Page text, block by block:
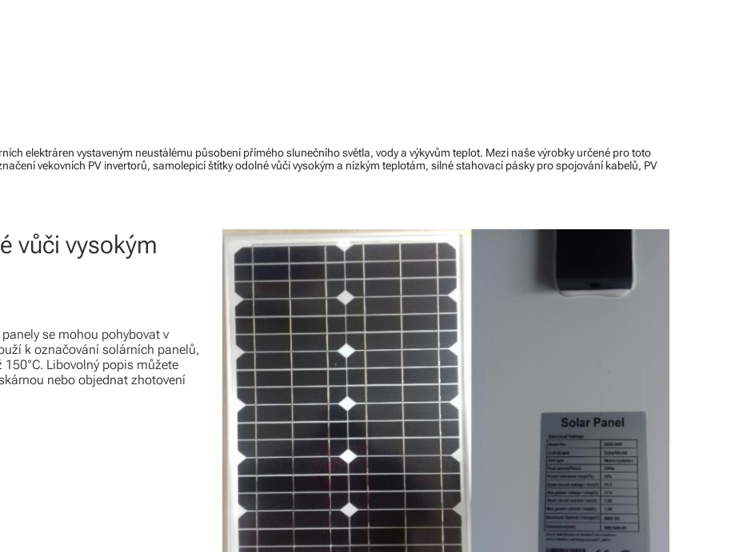
elektráren vystaveným neustálému působení přímého slunečního světla, vody a výkyvům teplot. Mezi naše výrobky určené pro toto
vekovních PV invertorů, samolepicí štítky odolné vůči vysokým a nízkým teplotám, silné stahovací pásky pro spojování kabelů, PV
vůči vysokým
se mohou pohybovat v
k označování solárních panelů,
Libovolný popis můžete
nebo objednat zhotovení